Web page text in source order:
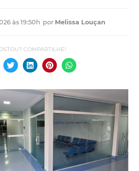
às 19:50h por Melissa Louçan